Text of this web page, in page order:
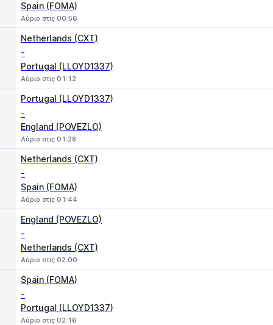
Spain (FOMA)
Αύριο στις 00:56
Netherlands (CXT)
-
Portugal (LLOYD1337)
Αύριο στις 01:12
Portugal (LLOYD1337)
-
England (POVEZLO)
Αύριο στις 01:28
Netherlands (CXT)
-
Spain (FOMA)
Αύριο στις 01:44
England (POVEZLO)
-
Netherlands (CXT)
Αύριο στις 02:00
Spain (FOMA)
-
Portugal (LLOYD1337)
Αύριο στις 02:16